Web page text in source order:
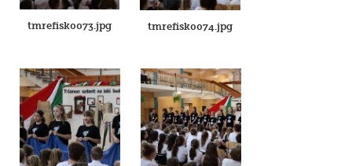
tmrefisk0073.jpg tmrefisk0074.jpg